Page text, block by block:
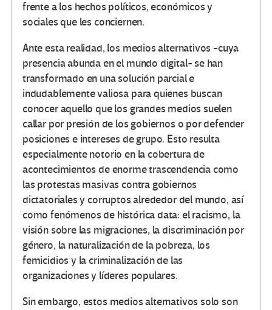
frente a los hechos políticos, económicos y
sociales que les conciernen.
Ante esta realidad, los medios alternativos -cuya
presencia abunda en el mundo digital- se han
transformado en una solución parcial e
indudablemente valiosa para quienes buscan
conocer aquello que los grandes medios suelen
callar por presión de los gobiernos o por defender
posiciones e intereses de grupo. Esto resulta
especialmente notorio en la cobertura de
acontecimientos de enorme trascendencia como
las protestas masivas contra gobiernos
dictatoriales y corruptos alrededor del mundo, así
como fenómenos de histórica data: el racismo, la
visión sobre las migraciones, la discriminación por
género, la naturalización de la pobreza, los
femicidios y la criminalización de las
organizaciones y líderes populares.
Sin embargo, estos medios alternativos solo son